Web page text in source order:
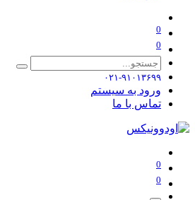
0
0
۰۲۱-۹۱۰۱۳۶۹۹
ورود به سیستم
تماس با ما
0
0